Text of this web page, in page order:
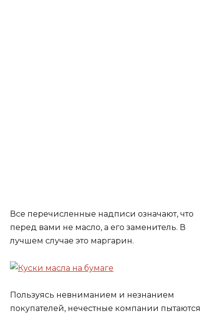
Все перечисленные надписи означают, что
перед вами не масло, а его заменитель. В
лучшем случае это маргарин.
Пользуясь невниманием и незнанием
покупателей, нечестные компании пытаются